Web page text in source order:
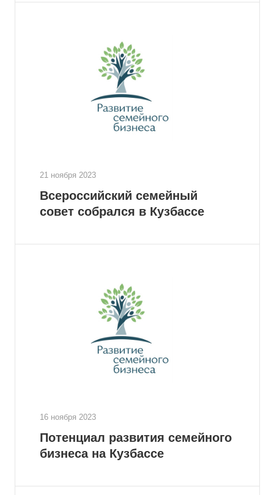
21 ноября 2023
Всероссийский семейный
совет собрался в Кузбассе
16 ноября 2023
Потенциал развития семейного
бизнеса на Кузбассе